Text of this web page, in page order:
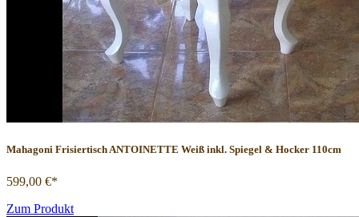
Mahagoni Frisiertisch ANTOINETTE Weiß inkl. Spiegel & Hocker 110cm
599,00 €*
Zum Produkt